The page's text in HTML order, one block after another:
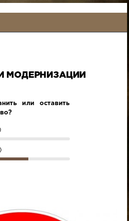
МОДЕРНИЗАЦИИ
или оставить